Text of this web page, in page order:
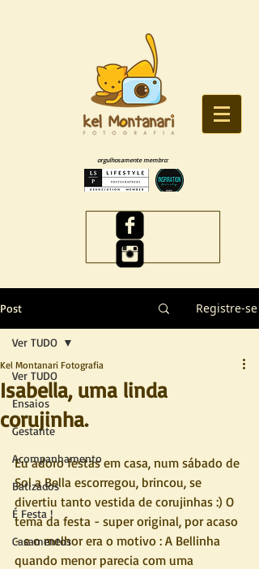
orgulhosamente membro:
Post Registre-se
Ver TUDO
Ensaios
Gestante
Acompanhamento
Batizados
É Festa !
Casamentos
Ver TUDO
Isabella, uma linda
corujinha.
Kel Montanari Fotografia
Eu adoro festas em casa, num sábado de
Sol a Bella escorregou, brincou, se
divertiu tanto vestida de corujinhas :) O
tema da festa - super original, por acaso
- e o melhor era o motivo : A Bellinha
quando menor parecia com uma